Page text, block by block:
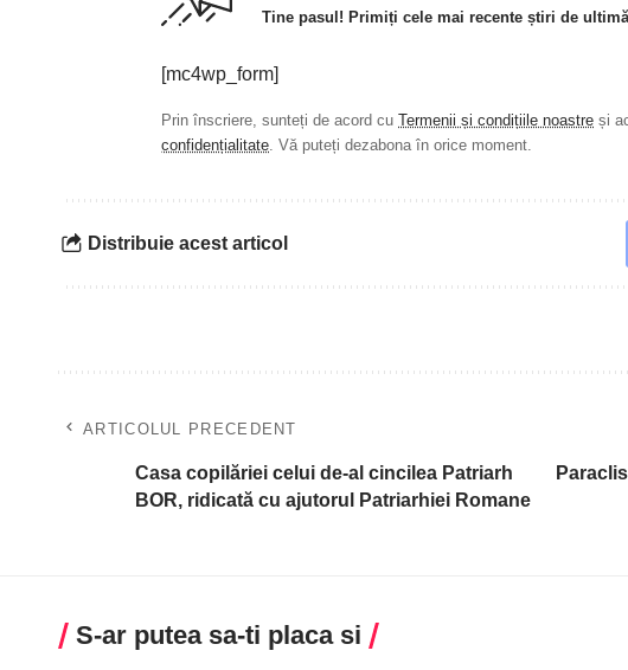
Tine pasul! Primiți cele mai recente știri de
[mc4wp_form]
Prin înscriere, sunteți de acord cu Termenii și condițiile noastre și
confidențialitate . Vă puteți dezabona în orice moment.
Distribuie acest articol
ARTICOLUL PRECEDENT
Casa copilăriei celui de-al cincilea Patriarh
BOR, ridicată cu ajutorul Patriarhiei Romane
S-ar putea sa-ti placa si